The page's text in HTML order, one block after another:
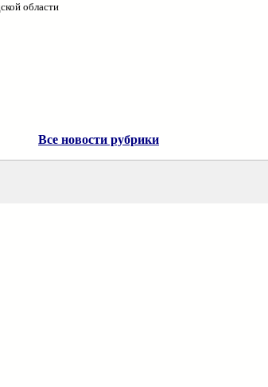
области
Все новости рубрики